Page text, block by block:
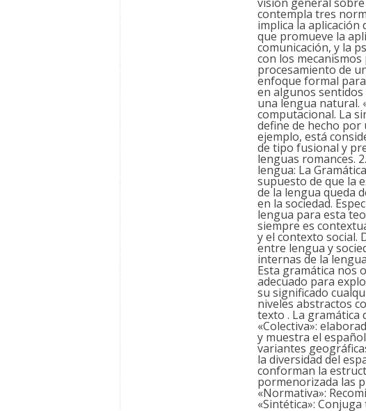
contempla tres
implica la aplicación
que promueve la
comunicación, y la
con los
procesamiento de
enfoque formal
en algunos
una lengua natural.
computacional. La
define de hecho
ejemplo, está
de tipo fusional y
lenguas romances.
lengua: La
supuesto de que la
de la lengua queda
en la sociedad.
lengua para esta
siempre es
y el contexto social.
entre lengua y
internas de la
Esta gramática nos
adecuado para
su significado
niveles abstractos
texto . La gramática
«Colectiva»:
y muestra el
variantes
la diversidad del
conforman la
pormenorizada las
«Normativa»:
«Sintética»: Conjuga